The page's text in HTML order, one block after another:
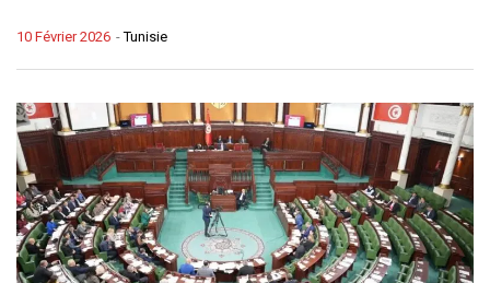
-Tunisie
10 Février 2026